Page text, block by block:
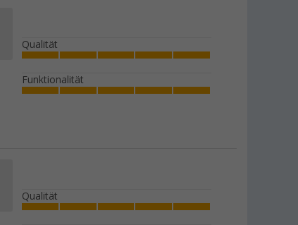
Berger Universaltrage- und
Aufbewahrungstasche für vier Stühle
Berger Ersatz-Verbindungselement für
Beinauflage 22 mm (2tlg.)
Qualität
Funktionalität
Qualität